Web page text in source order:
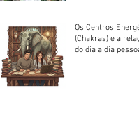
Os Centros
(Chakras) e a
do dia a dia